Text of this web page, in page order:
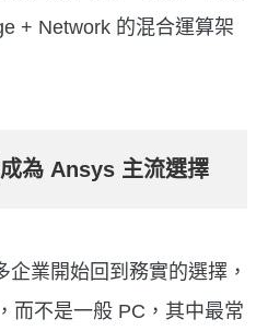
+ Network 的混合運算架
為 Ansys 主流選擇
業開始回到務實的選擇，
而不是一般 PC，其中最常